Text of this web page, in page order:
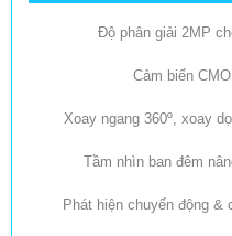
Độ phân giải 2MP
Cảm biến
Xoay ngang 360º, xoay
Tầm nhìn ban đêm
Phát hiện chuyển động